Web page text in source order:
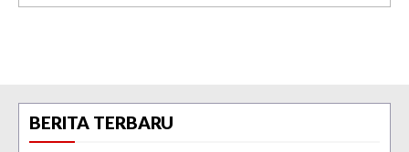
BERITA TERBARU